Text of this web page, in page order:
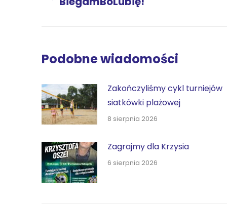
Podobne wiadomości
Zakończyliśmy cykl turniejów
siatkówki plażowej
8 sierpnia 2026
Zagrajmy dla Krzysia
6 sierpnia 2026